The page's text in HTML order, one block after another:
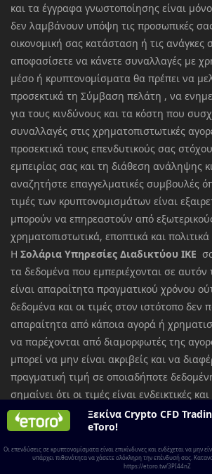
και τα έγγραφα γνωστοποίησης είναι
δεν λαμβάνουν υπόψη τις προσωπικές
οικονομική σας κατάσταση ή τις ανάγκες
αποφασίσετε να κάνετε συναλλαγές με
μέσο ή κρυπτονομίσματα θα πρέπει να
προσεκτικά τη Σύμβαση πελάτη , να
για τους κινδύνους και τα κόστη που
συναλλαγές στις χρηματοπιστωτικές
προσεκτικά τους επενδυτικούς σας
εμπειρίας σας και τη διάθεση ανάληψης
αναζητήστε επαγγελματικές συμβουλές
τιμές των κρυπτονομισμάτων είναι
μπορούν να επηρεαστούν από
χρηματοπιστωτικά, εποπτικά και πολιτικά
Η Σολάρια Υπηρεσίες Διαδικτύου ΙΚΕ
τα δεδομένα που εμπεριέχονται σε αυτόν
είναι απαραίτητα πραγματικού χρόνου
δεδομένα και οι τιμές στον ιστότοπο δεν
απαραίτητα από κάποια αγορά ή
να παρέχονται από διαμορφωτές της
μπορεί να μην είναι ακριβείς και να
πραγματική τιμή σε οποιαδήποτε
σημαίνει ότι οι τιμές είναι ενδεικτικές
σκοπούς συναλλαγών. ΗΣολάρια
ΙΚΕκαι κάθε πάροχος των δεδομένων που
αυτόν τον ιστότοπο δεν φέρει ουδεμία
οποιαδήποτε απώλεια ή ζημία ως
Ξεκίνα Crypto CFD
eToro!
Οι επενδύσεις σε κρυπτονομίσματα είναι επικίνδυνες και ενδέχεται να μην
υπάρχει πιθανότητα να χάσετε ολόκληρη την επένδυσή σας.
https://etoro.tw/3PI44nZ